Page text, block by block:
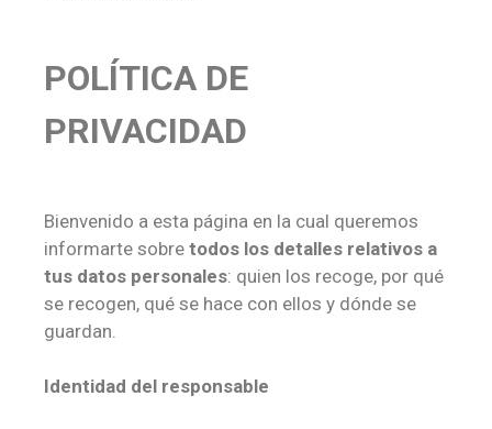
POLÍTICA DE
PRIVACIDAD
Bienvenido a esta página en la cual queremos
informarte sobre todos los detalles relativos a
tus datos personales: quien los recoge, por qué
se recogen, qué se hace con ellos y dónde se
guardan.
Identidad del responsable